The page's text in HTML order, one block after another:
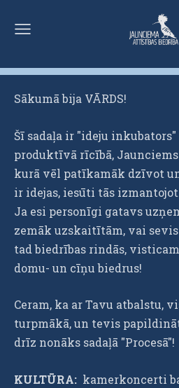
Sākumā bija VĀRDS!
Šī sadaļa ir "ideju
produktīvā rīcībā,
kurā vēl patīkamāk dzīvot
ir idejas, iesūti tās
Ja esi personīgi gatavs
zemāk uzskaitītām, vai
tad biedrības rindās,
domu- un cīņu biedrus!
Ceram, ka ar Tavu atbalstu,
turpmākā, un tevis
drīz nonāks sadaļā "Procesā"!
KULTŪRA: kamerkoncerti